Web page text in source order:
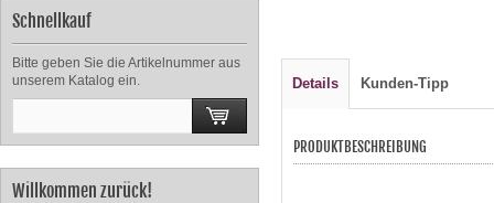
Schnellkauf
Bitte geben Sie die Artikelnummer aus
unserem Katalog ein.
Willkommen zurück!
Details Kunden-Tipp
PRODUKTBESCHREIBUNG